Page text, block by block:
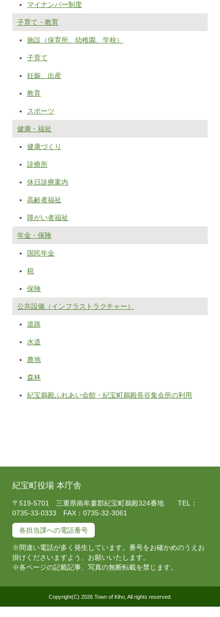
マイナンバー制度
子育て・教育
施設（保育所、幼稚園、学校）
子育て
妊娠、出産
教育
スポーツ
健康・福祉
健康づくり
診療所
休日診療案内
高齢者福祉
障がい者福祉
年金・保険
国民年金
税
保険
公共設備（インフラストラクチャー）
道路
水道
農地
森林
紀宝鵜殿ふれあい会館・紀宝町鵜殿長谷集会所の利用
紀宝町役場 本庁舎
〒519-5701 三重県南牟婁郡紀宝町鵜殿324番地 TEL：
0735-33-0333 FAX：0735-32-3061
各担当課への電話番号
※間違い電話が多く発生しています。番号をお確かめのうえお
掛けくださいますよう、お願いいたします。
※各ページの記載記事、写真の無断転載を禁じます。
Copyright(C) 2026 Town of Kiho, All rights reserved.